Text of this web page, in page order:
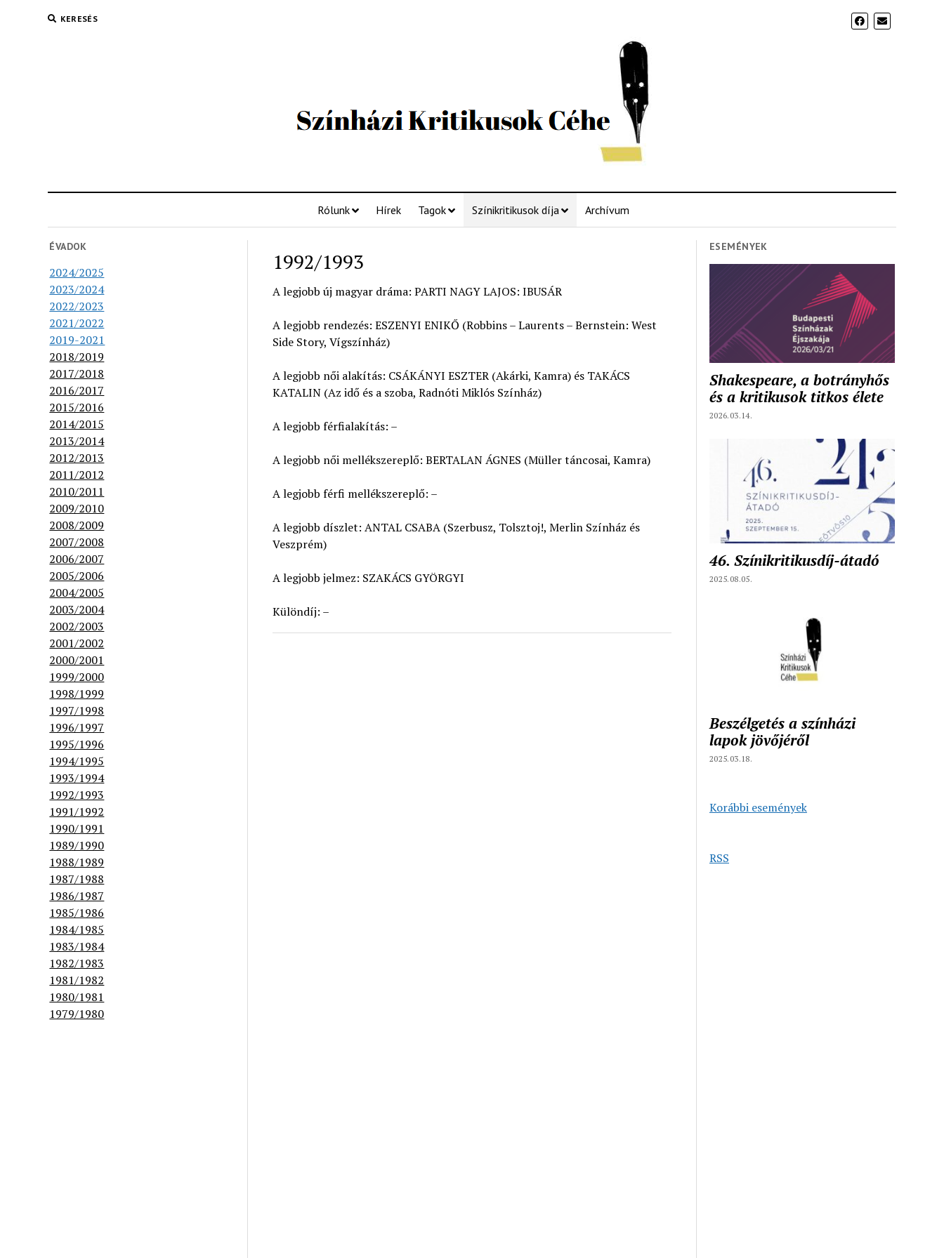
KERESÉS
Rólunk Hírek Tagok Színikritikusok díja Archívum
ÉVADOK
2024/2025
2023/2024
2022/2023
2021/2022
2019-2021
2018/2019
2017/2018
2016/2017
2015/2016
2014/2015
2013/2014
2012/2013
2011/2012
2010/2011
2009/2010
2008/2009
2007/2008
2006/2007
2005/2006
2004/2005
2003/2004
2002/2003
2001/2002
2000/2001
1999/2000
1998/1999
1997/1998
1996/1997
1995/1996
1994/1995
1993/1994
1992/1993
1991/1992
1990/1991
1989/1990
1988/1989
1987/1988
1986/1987
1985/1986
1984/1985
1983/1984
1982/1983
1981/1982
1980/1981
1979/1980
1992/1993
A legjobb új magyar dráma: PARTI NAGY LAJOS: IBUSÁR
A legjobb rendezés: ESZENYI ENIKŐ (Robbins – Laurents – Bernstein: West
Side Story, Vígszínház)
A legjobb női alakítás: CSÁKÁNYI ESZTER (Akárki, Kamra) és TAKÁCS
KATALIN (Az idő és a szoba, Radnóti Miklós Színház)
A legjobb férfialakítás: –
A legjobb női mellékszereplő: BERTALAN ÁGNES (Müller táncosai, Kamra)
A legjobb férfi mellékszereplő: –
A legjobb díszlet: ANTAL CSABA (Szerbusz, Tolsztoj!, Merlin Színház és
Veszprém)
A legjobb jelmez: SZAKÁCS GYÖRGYI
Különdíj: –
ESEMÉNYEK
Shakespeare, a botrányhős
és a kritikusok titkos élete
2026.03.14.
46. Színikritikusdíj-átadó
2025.08.05.
Beszélgetés a színházi
lapok jövőjéről
2025.03.18.
Korábbi események
RSS